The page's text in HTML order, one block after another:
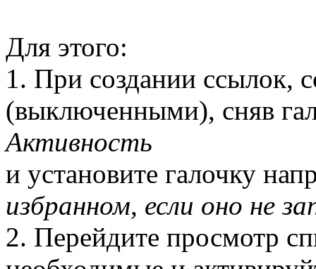
Для этого:
1. При создании ссылок,
(выключенными), сняв
Активность
и установите галочку
избранном, если оно не
2. Перейдите просмотр